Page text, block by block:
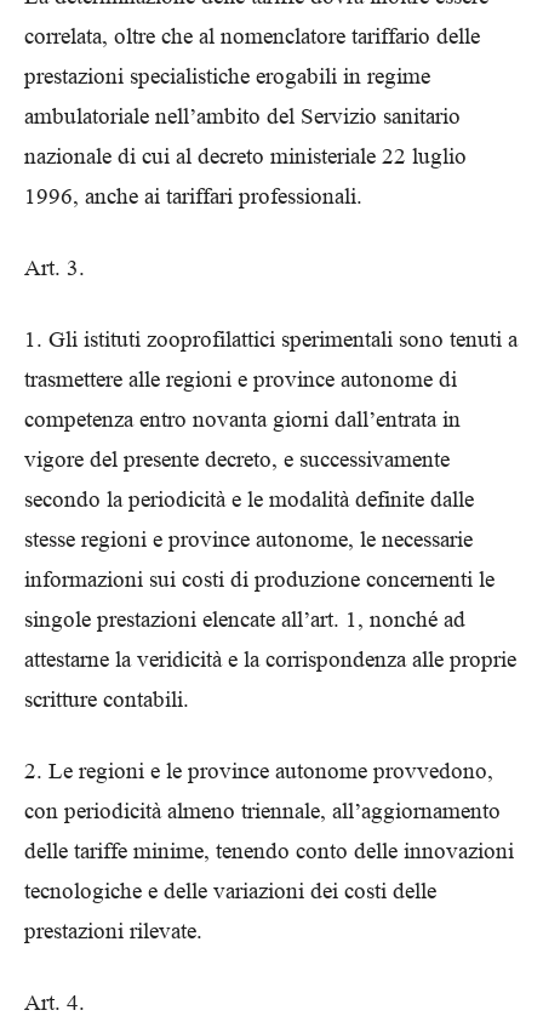
correlata, oltre che al nomenclatore tariffario delle
prestazioni specialistiche erogabili in regime
ambulatoriale nell’ambito del Servizio sanitario
nazionale di cui al decreto ministeriale 22 luglio
1996, anche ai tariffari professionali.
Art. 3.
1. Gli istituti zooprofilattici sperimentali sono tenuti a
trasmettere alle regioni e province autonome di
competenza entro novanta giorni dall’entrata in
vigore del presente decreto, e successivamente
secondo la periodicità e le modalità definite dalle
stesse regioni e province autonome, le necessarie
informazioni sui costi di produzione concernenti le
singole prestazioni elencate all’art. 1, nonché ad
attestarne la veridicità e la corrispondenza alle proprie
scritture contabili.
2. Le regioni e le province autonome provvedono,
con periodicità almeno triennale, all’aggiornamento
delle tariffe minime, tenendo conto delle innovazioni
tecnologiche e delle variazioni dei costi delle
prestazioni rilevate.
Art. 4.